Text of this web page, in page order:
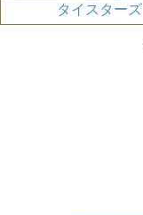
タイスターズ